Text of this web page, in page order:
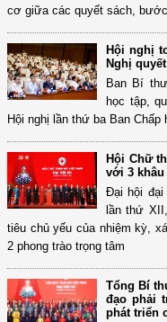
cơ giữa các quyết sách,
Hội nghị
Nghị
Ban Bí
học tập,
Hội nghị lần thứ ba Ban
Hội Chữ
với 3 khâu
Đại hội đại
lần thứ
tiêu chủ yếu của nhiệm kỳ,
2 phong trào trọng tâm
Tổng Bí
đạo phải
phát triển